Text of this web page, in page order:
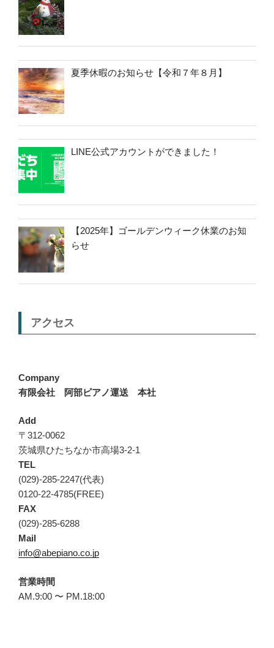
夏季休暇のお知らせ【令和７年８月】
LINE公式アカウントができました！
【2025年】ゴールデンウィーク休業のお知
らせ
アクセス
Company
有限会社 阿部ピアノ運送 本社
Add
〒312-0062
茨城県ひたちなか市高場3-2-1
TEL
(029)-285-2247(代表)
0120-22-4785(FREE)
FAX
(029)-285-6288
Mail
info@abepiano.co.jp
営業時間
AM.9:00 〜 PM.18:00